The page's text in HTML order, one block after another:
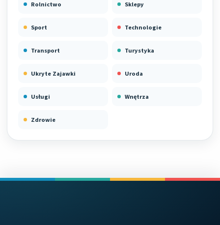
Rolnictwo Sklepy
Sport Technologie
Transport Turystyka
Ukryte Zajawki Uroda
Usługi Wnętrza
Zdrowie